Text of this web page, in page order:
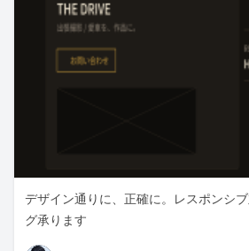
デザイン通りに、正確に。レスポンシ
グ承ります